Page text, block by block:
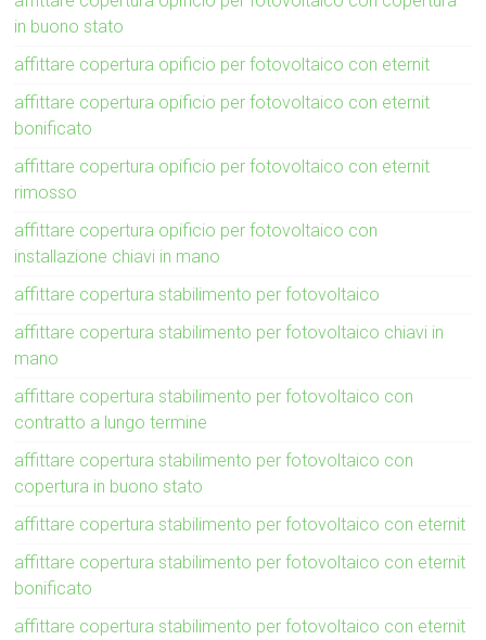
in buono stato
affittare copertura opificio per fotovoltaico con eternit
affittare copertura opificio per fotovoltaico con eternit
bonificato
affittare copertura opificio per fotovoltaico con eternit
rimosso
affittare copertura opificio per fotovoltaico con
installazione chiavi in mano
affittare copertura stabilimento per fotovoltaico
affittare copertura stabilimento per fotovoltaico chiavi in
mano
affittare copertura stabilimento per fotovoltaico con
contratto a lungo termine
affittare copertura stabilimento per fotovoltaico con
copertura in buono stato
affittare copertura stabilimento per fotovoltaico con eternit
affittare copertura stabilimento per fotovoltaico con eternit
bonificato
affittare copertura stabilimento per fotovoltaico con eternit